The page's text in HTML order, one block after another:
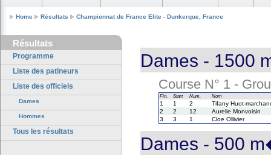
Home Résultats Championnat de France Elite - Dunkerque, France
Résultats
Programme
Liste des patineurs
Liste des officiels
Dames
Hommes
Tous les résultats
Dames - 1500
Course N° 1 -
Fin. Start Num. Nom
1 1 2
Tifany Huot-
2
2 12
Aurelie Monvoisin
3
3 1 Cloe Ollivier
Dames - 500